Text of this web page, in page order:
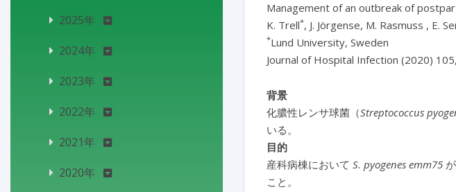
Management of an outbreak of
K. Trell*, J. Jörgense, M. Rasmuss , E.
*Lund University, Sweden
Journal of Hospital Infection (2020)
背景
化膿性レンサ球菌（Streptococcus
いる。
目的
産科病棟において S. pyogenes emm75
こと。
2025年
2024年
2023年
2022年
2021年
2020年